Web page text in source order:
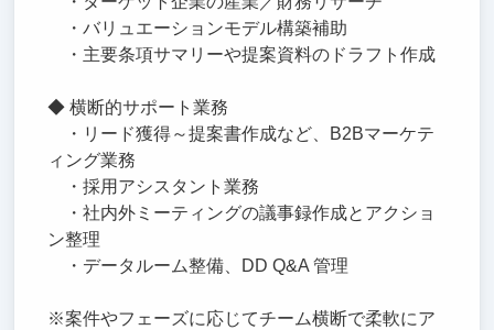
・バリュエーションモデル構築補助
・主要条項サマリーや提案資料のドラフト作成
◆ 横断的サポート業務
・リード獲得～提案書作成など、B2Bマーケテ
ィング業務
・採用アシスタント業務
・社内外ミーティングの議事録作成とアクショ
ン整理
・データルーム整備、DD Q&A 管理
※案件やフェーズに応じてチーム横断で柔軟にア